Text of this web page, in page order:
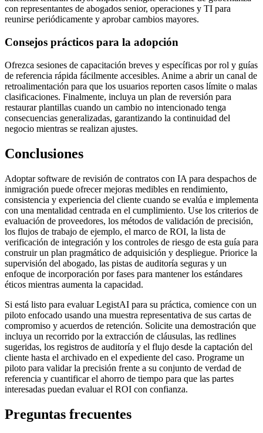
con representantes de abogados senior, operaciones y TI para
reunirse periódicamente y aprobar cambios mayores.
Consejos prácticos para la adopción
Ofrezca sesiones de capacitación breves y específicas por rol y guías
de referencia rápida fácilmente accesibles. Anime a abrir un canal de
retroalimentación para que los usuarios reporten casos límite o malas
clasificaciones. Finalmente, incluya un plan de reversión para
restaurar plantillas cuando un cambio no intencionado tenga
consecuencias generalizadas, garantizando la continuidad del
negocio mientras se realizan ajustes.
Conclusiones
Adoptar software de revisión de contratos con IA para despachos de
inmigración puede ofrecer mejoras medibles en rendimiento,
consistencia y experiencia del cliente cuando se evalúa e implementa
con una mentalidad centrada en el cumplimiento. Use los criterios de
evaluación de proveedores, los métodos de validación de precisión,
los flujos de trabajo de ejemplo, el marco de ROI, la lista de
verificación de integración y los controles de riesgo de esta guía para
construir un plan pragmático de adquisición y despliegue. Priorice la
supervisión del abogado, las pistas de auditoría seguras y un
enfoque de incorporación por fases para mantener los estándares
éticos mientras aumenta la capacidad.
Si está listo para evaluar LegistAI para su práctica, comience con un
piloto enfocado usando una muestra representativa de sus cartas de
compromiso y acuerdos de retención. Solicite una demostración que
incluya un recorrido por la extracción de cláusulas, las redlines
sugeridas, los registros de auditoría y el flujo desde la captación del
cliente hasta el archivado en el expediente del caso. Programe un
piloto para validar la precisión frente a su conjunto de verdad de
referencia y cuantificar el ahorro de tiempo para que las partes
interesadas puedan evaluar el ROI con confianza.
Preguntas frecuentes